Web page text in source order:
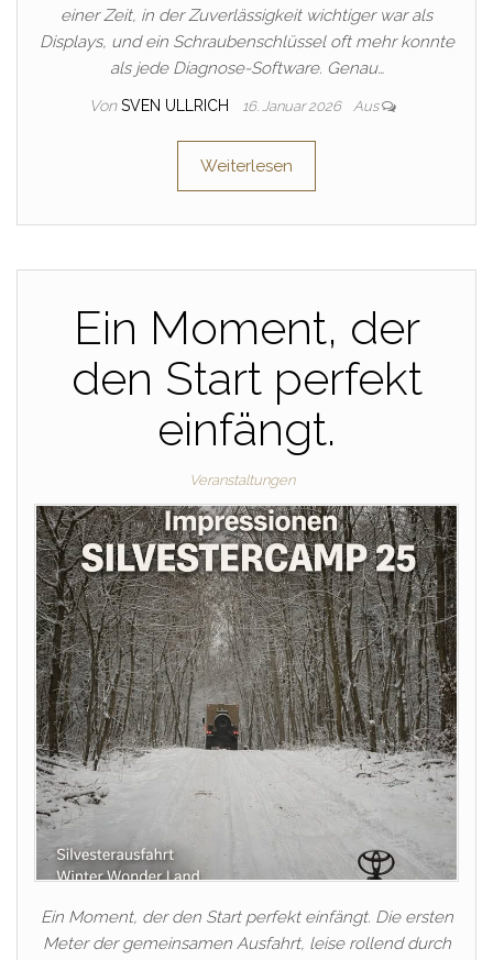
einer Zeit, in der Zuverlässigkeit wichtiger war als
Displays, und ein Schraubenschlüssel oft mehr konnte
als jede Diagnose-Software. Genau…
Von SVEN ULLRICH 16. Januar 2026 Aus
Weiterlesen
Ein Moment, der
den Start perfekt
einfängt.
Veranstaltungen
Ein Moment, der den Start perfekt einfängt. Die ersten
Meter der gemeinsamen Ausfahrt, leise rollend durch